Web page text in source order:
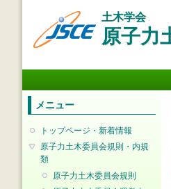
土木学会
原子力
メニュー
トップページ・新着情報
原子力土木委員会規則・内規
類
原子力土木委員会規則